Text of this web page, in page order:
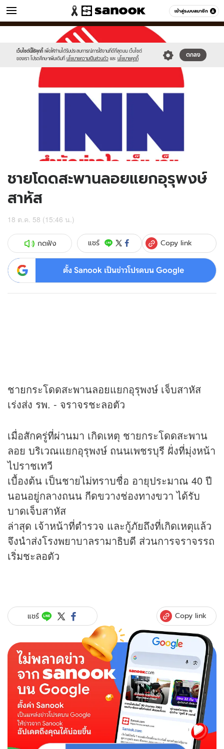
เข้าสู่ระบบสมาชิก
ข่าว หมวดอื่นๆ
เว็บไซต์นี้ใช้คุกกี้ เพื่อให้ท่านได้รับประสบการณ์การใช้งานที่ดีที่สุดบน เว็บไซต์
ของเรา โปรดศึกษาเพิ่มเติมที่ นโยบายความเป็นส่วนตัว และ นโยบายคุกกี้
ตกลง
//s.isanook.com/sr/0/images/logo-
sanook.png
//s.isanook.com/ns/0/ud/376/1884514/653189-
ชายโดดสะพานลอยแยกอุรุพงษ์
สาหัส
18 ต.ค. 58 (15:46 น.)
กดฟัง แชร์ Copy link
ตั้ง Sanook เป็นข่าวโปรดบน Google
ชายกระโดดสะพานลอยแยกอุรุพงษ์ เจ็บสาหัส
เร่งส่ง รพ. - จราจรชะลอตัว
เมื่อสักครู่ที่ผ่านมา เกิดเหตุ ชายกระโดดสะพาน
ลอย บริเวณแยกอุรุพงษ์ ถนนเพชรบุรี ฝั่งที่มุ่งหน้า
ไปราชเทวี
เบื้องต้น เป็นชายไม่ทราบชื่อ อายุประมาณ 40 ปี
นอนอยู่กลางถนน กีดขวางช่องทางขวา ได้รับ
บาดเจ็บสาหัส
ล่าสุด เจ้าหน้าที่ตำรวจ และกู้ภัยถึงที่เกิดเหตุแล้ว
จึงนำส่งโรงพยาบาลรามาธิบดี ส่วนการจราจรรถ
เริ่มชะลอตัว
แชร์ Copy link